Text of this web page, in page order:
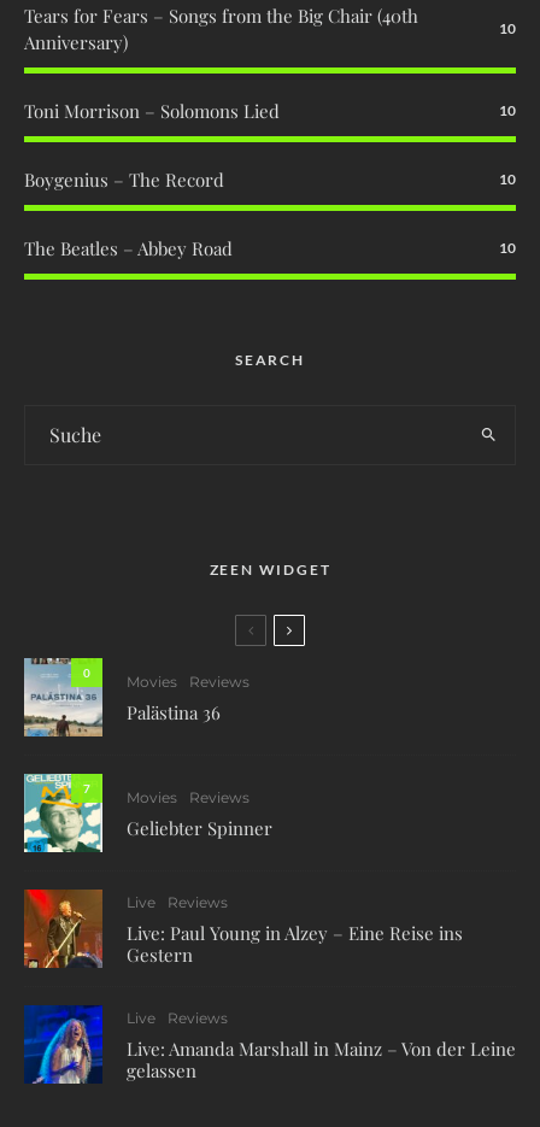
Tears for Fears – Songs from the Big Chair (40th
Anniversary)
10
Toni Morrison – Solomons Lied 10
Boygenius – The Record 10
The Beatles – Abbey Road 10
SEARCH
ZEEN WIDGET
0
Movies Reviews
Palästina 36
7
Movies Reviews
Geliebter Spinner
Live Reviews
Live: Paul Young in Alzey – Eine Reise ins
Gestern
Live Reviews
Live: Amanda Marshall in Mainz – Von der Leine
gelassen